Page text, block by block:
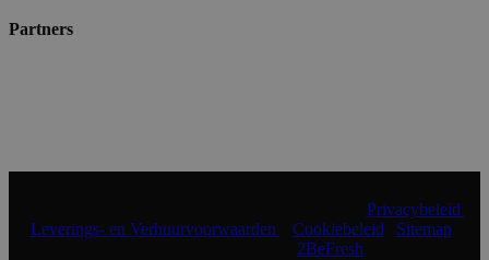
Partners
Privacybeleid
Leverings- en Verhuurvoorwaarden
Cookiebeleid Sitemap|
2BeFresh